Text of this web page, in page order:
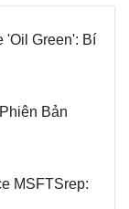
'Oil Green': Bí
Bản
MSFTSrep: